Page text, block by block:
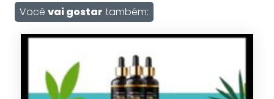
Você vai gostar também: